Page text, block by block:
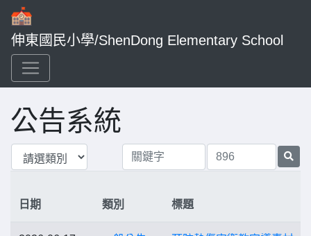
伸東國民小學/ShenDong Elementary School
公告系統
日期 類別 標題